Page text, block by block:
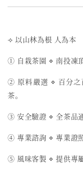
⟢ 以山林為根 人為本
① 自栽茶園 ⋄ 南投凍
② 原料嚴選 ⋄ 百分之
茶。
③ 安全驗證 ⋄ 全茶品
④ 專業諮詢 ⋄ 專業證
⑤ 風味客製 ⋄ 提供專